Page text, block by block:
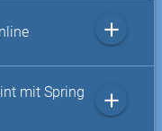
add
mit Spring
add